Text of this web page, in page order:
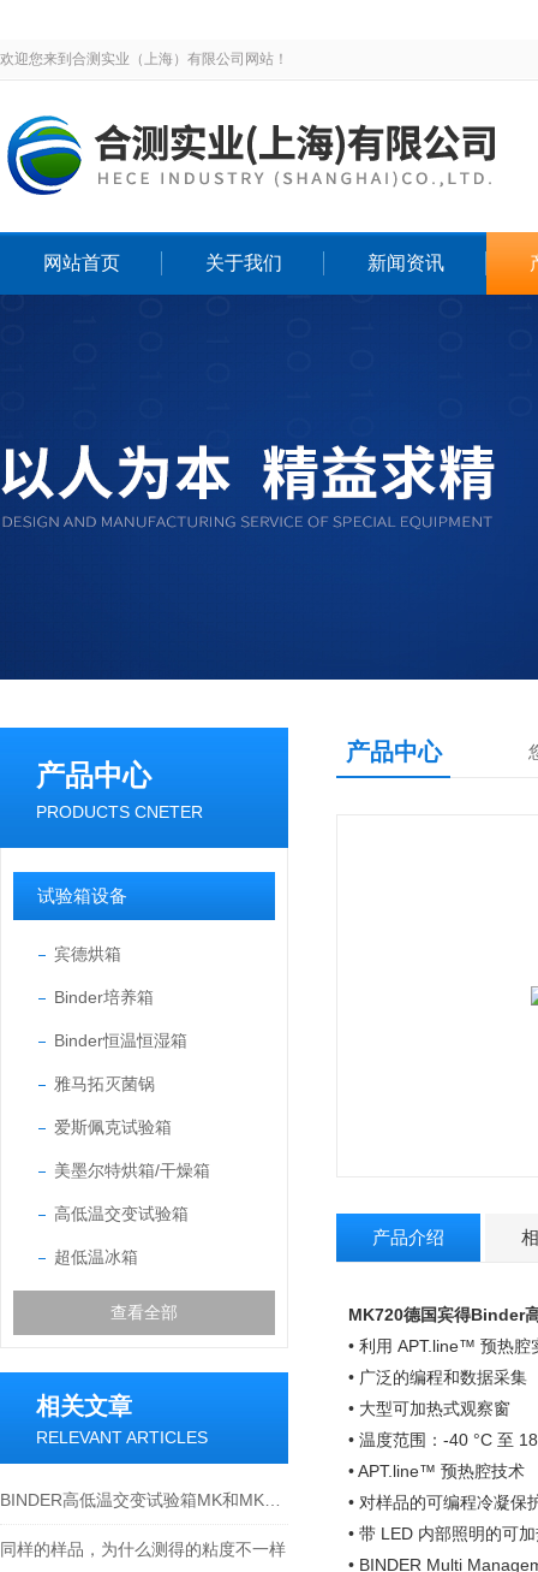
欢迎您来到合测实业（上海）有限公司网站！
网站首页 关于我们 新闻资讯
产品中心
PRODUCTS CNETER
试验箱设备
宾德烘箱
Binder培养箱
Binder恒温恒湿箱
雅马拓灭菌锅
爱斯佩克试验箱
美墨尔特烘箱/干燥箱
高低温交变试验箱
超低温冰箱
查看全部
相关文章
RELEVANT ARTICLES
同样的样品，为什么测得的粘度不一样
产品中心
产品介绍
MK720德国宾得Binder
• 利用 APT.line™ 预热腔
• 广泛的编程和数据采集
• 大型可加热式观察窗
• 温度范围：-40 °C 至
• APT.line™ 预热腔技术
• 对样品的可编程冷凝保
• 带 LED 内部照明的可
• BINDER Multi